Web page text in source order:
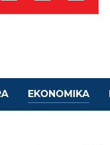
EKONOMIKA